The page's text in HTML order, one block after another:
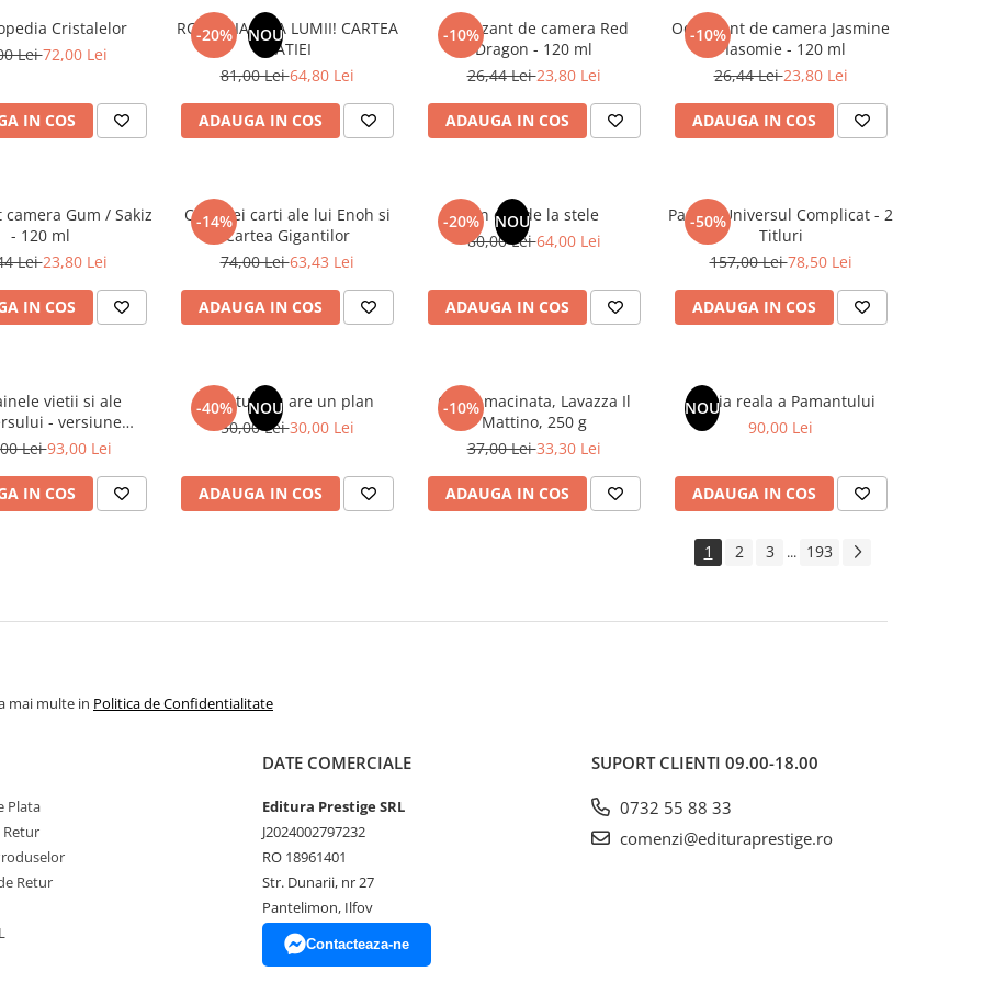
Cristalelor
Lei72,00 Lei
IN COS
-20% NOU
ROMANIA, AXA LUMII! CARTEA
NATIEI
81,00 Lei64,80 Lei
ADAUGA IN COS
-10%
Odorizant de camera Red
Dragon - 120 ml
26,44 Lei23,80 Lei
ADAUGA IN COS
-10%
Odorizant de camera Jasmine
/ Iasomie - 120 ml
26,44 Lei23,80 Lei
ADAUGA IN COS
Gum / Sakiz
- 120 ml
Lei23,80 Lei
IN COS
-14%
Cele trei carti ale lui Enoh si
Cartea Gigantilor
74,00 Lei63,43 Lei
ADAUGA IN COS
-20% NOU
Un dar de la stele
80,00 Lei64,00 Lei
ADAUGA IN COS
-50%
Pachet Universul Complicat - 2
Titluri
157,00 Lei78,50 Lei
ADAUGA IN COS
vietii si ale
- versiune
1939. Volumele I-
Lei93,00 Lei
IN COS
-40% NOU
Sufletul tau are un plan
50,00 Lei30,00 Lei
ADAUGA IN COS
-10%
Cafea macinata, Lavazza Il
Mattino, 250 g
37,00 Lei33,30 Lei
ADAUGA IN COS
NOU
Istoria reala a Pamantului
90,00 Lei
ADAUGA IN COS
1 2 3 ... 193
mai multe in Politica de Confidentialitate
Plata
Retur
Retur
DATE COMERCIALE
Editura Prestige SRL
J2024002797232
RO 18961401
Str. Dunarii, nr 27
Pantelimon, Ilfov
Contacteaza-ne
SUPORT CLIENTI 09.00-18.00
0732 55 88 33
comenzi@edituraprestige.ro